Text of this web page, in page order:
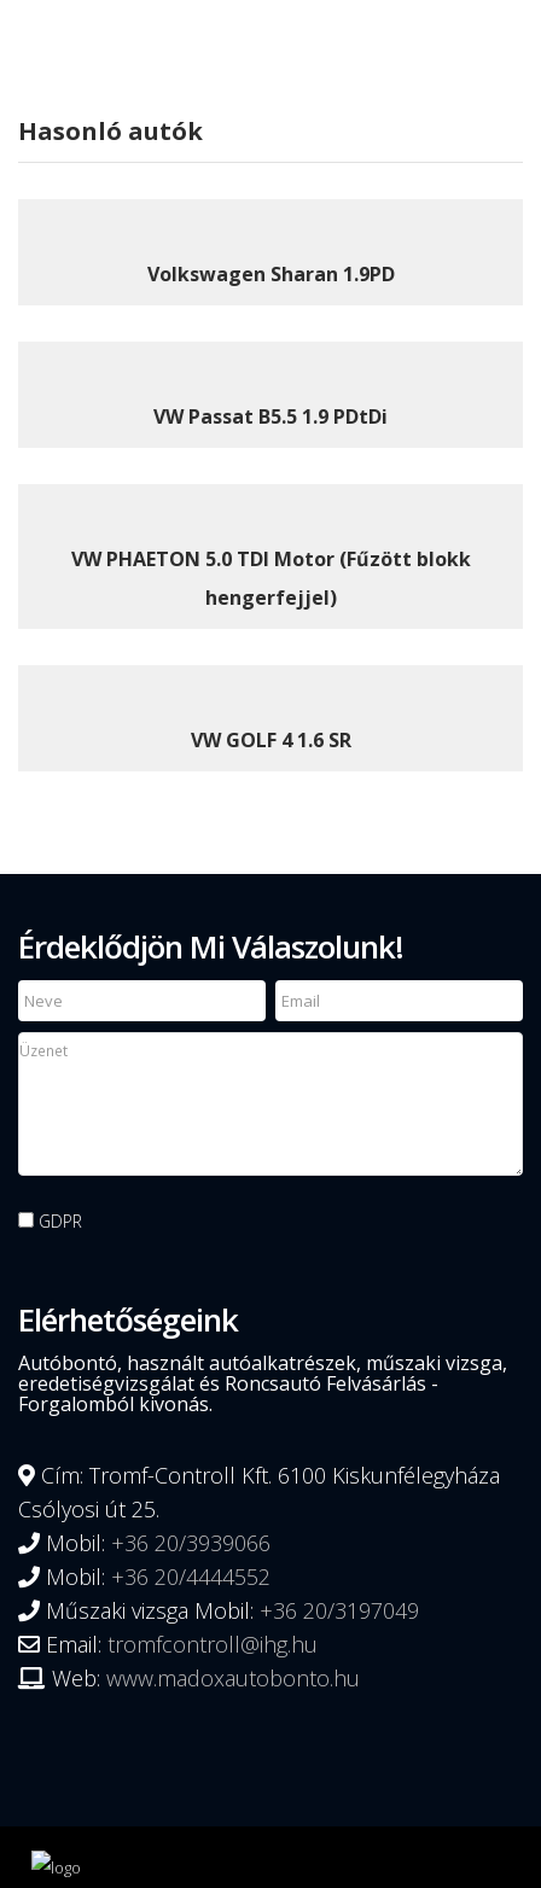
Hasonló autók
Volkswagen Sharan 1.9PD
VW Passat B5.5 1.9 PDtDi
VW PHAETON 5.0 TDI Motor (Fűzött blokk
hengerfejjel)
VW GOLF 4 1.6 SR
Érdeklődjön Mi Válaszolunk!
GDPR
Elérhetőségeink
Autóbontó, használt autóalkatrészek, műszaki vizsga,
eredetiségvizsgálat és Roncsautó Felvásárlás -
Forgalomból kivonás.
Cím: Tromf-Controll Kft. 6100 Kiskunfélegyháza
Csólyosi út 25.
Mobil: +36 20/3939066
Mobil: +36 20/4444552
Műszaki vizsga Mobil: +36 20/3197049
Email: tromfcontroll@ihg.hu
Web: www.madoxautobonto.hu